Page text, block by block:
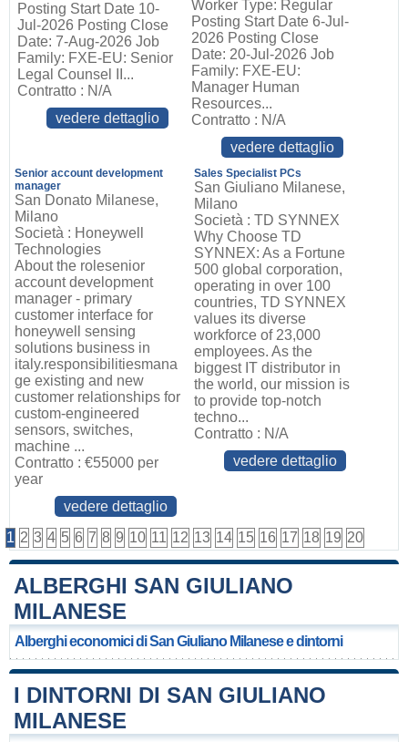
Posting Start Date 10-
Jul-2026 Posting Close
Date: 7-Aug-2026 Job
Family: FXE-EU: Senior
Legal Counsel II...
Contratto : N/A
vedere dettaglio
Worker Type: Regular
Posting Start Date 6-Jul-
2026 Posting Close
Date: 20-Jul-2026 Job
Family: FXE-EU:
Manager Human
Resources...
Contratto : N/A
vedere dettaglio
Senior account development
manager
San Donato Milanese,
Milano
Società : Honeywell
Technologies
About the rolesenior
account development
manager - primary
customer interface for
honeywell sensing
solutions business in
italy.responsibilitiesmana
ge existing and new
customer relationships for
custom-engineered
sensors, switches,
machine ...
Contratto : €55000 per
year
vedere dettaglio
Sales Specialist PCs
San Giuliano Milanese,
Milano
Società : TD SYNNEX
Why Choose TD
SYNNEX: As a Fortune
500 global corporation,
operating in over 100
countries, TD SYNNEX
values its diverse
workforce of 23,000
employees. As the
biggest IT distributor in
the world, our mission is
to provide top-notch
techno...
Contratto : N/A
vedere dettaglio
1 2 3 4 5 6 7 8 9 10 11 12 13 14 15 16 17 18 19 20
ALBERGHI SAN GIULIANO
MILANESE
Alberghi economici di San Giuliano Milanese e dintorni
I DINTORNI DI SAN GIULIANO
MILANESE